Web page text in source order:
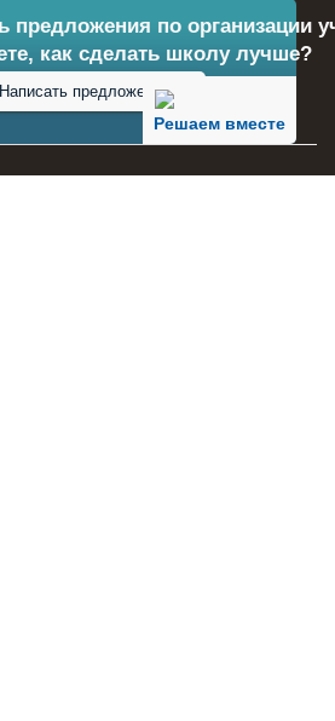
Решаем вместе
предложения по организации
как сделать школу лучше?
Написать предложение